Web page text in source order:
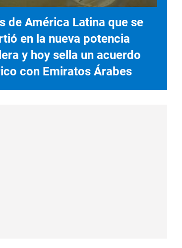
de América Latina que se
en la nueva potencia
y hoy sella un acuerdo
con Emiratos Árabes